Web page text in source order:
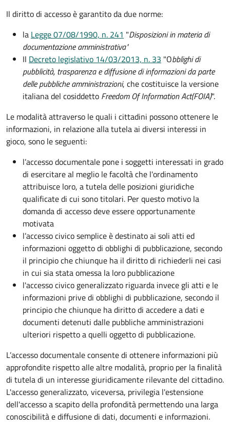
Il diritto di accesso è garantito da due norme:
la Legge 07/08/1990, n. 241 "Disposizioni in materia di
documentazione amministrativa"
Il Decreto legislativo 14/03/2013, n. 33 "Obblighi di
pubblicità, trasparenza e diffusione di informazioni da parte
delle pubbliche amministrazioni, che costituisce la versione
italiana del cosiddetto Freedom Of Information Act(FOIA)".
Le modalità attraverso le quali i cittadini possono ottenere le
informazioni, in relazione alla tutela ai diversi interessi in
gioco, sono le seguenti:
l’accesso documentale pone i soggetti interessati in grado
di esercitare al meglio le facoltà che l'ordinamento
attribuisce loro, a tutela delle posizioni giuridiche
qualificate di cui sono titolari. Per questo motivo la
domanda di accesso deve essere opportunamente
motivata
l’accesso civico semplice è destinato ai soli atti ed
informazioni oggetto di obblighi di pubblicazione, secondo
il principio che chiunque ha il diritto di richiederli nei casi
in cui sia stata omessa la loro pubblicazione
l'accesso civico generalizzato riguarda invece gli atti e le
informazioni prive di obblighi di pubblicazione, secondo il
principio che chiunque ha diritto di accedere a dati e
documenti detenuti dalle pubbliche amministrazioni
ulteriori rispetto a quelli oggetto di pubblicazione.
L’accesso documentale consente di ottenere informazioni più
approfondite rispetto alle altre modalità, proprio per la finalità
di tutela di un interesse giuridicamente rilevante del cittadino.
L'accesso generalizzato, viceversa, privilegia l'estensione
dell'accesso a scapito della profondità permettendo una larga
conoscibilità e diffusione di dati, documenti e informazioni.